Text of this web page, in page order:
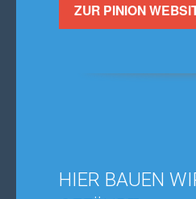
ZUR PINION
HIER BAUEN